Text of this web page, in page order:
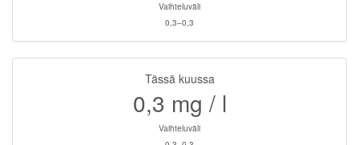
Vaihteluväli
0,3–0,3
Tässä kuussa
0,3 mg / l
Vaihteluväli